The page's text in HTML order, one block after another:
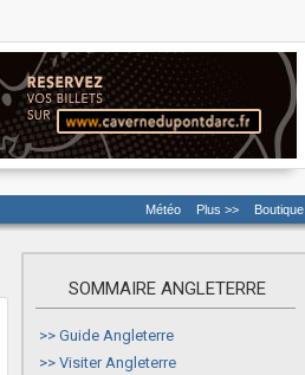
Météo Plus >> Boutique
SOMMAIRE ANGLETERRE
>> Guide Angleterre
>> Visiter Angleterre